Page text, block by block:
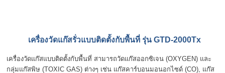
เครื่องวัดแก๊สรั่วแบบติดตั้งกับพื้นที่ รุ่น GTD-2000Tx
เครื่องวัดแก๊สแบบติดตั้งกับพื้นที่ สามารถวัดแก๊สออกซิเจน (OXYGEN) และ
กลุ่มแก๊สพิษ (TOXIC GAS) ต่างๆ เช่น แก๊สคาร์บอนมอนอกไซด์ (CO), แก๊ส